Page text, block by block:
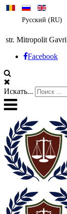
Русский (RU)
str. Mitropolit
Facebook
Искать...